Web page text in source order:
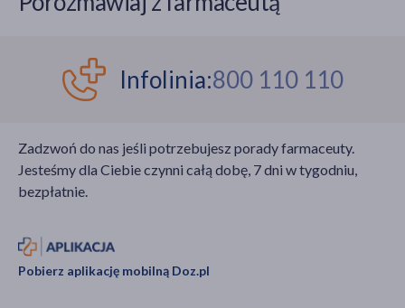
Infolinia:800 110 110
Zadzwoń do nas jeśli potrzebujesz porady farmaceuty.
Jesteśmy dla Ciebie czynni całą dobę, 7 dni w tygodniu,
bezpłatnie.
Pobierz aplikację mobilną Doz.pl